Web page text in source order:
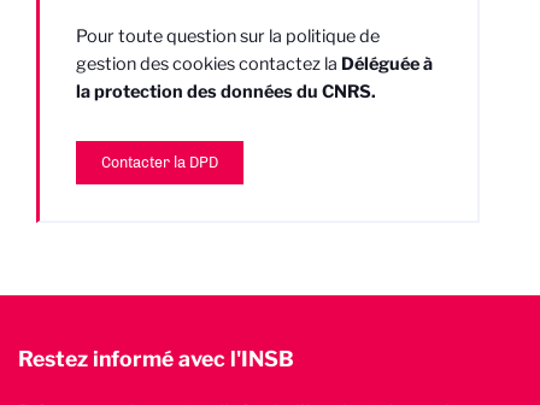
Pour toute question sur la politique de
gestion des cookies contactez la Déléguée à
la protection des données du CNRS.
Contacter la DPD
Restez informé avec l'INSB